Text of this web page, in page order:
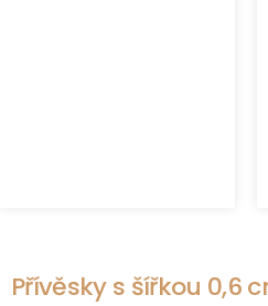
Přívěsky s šířkou 0,6